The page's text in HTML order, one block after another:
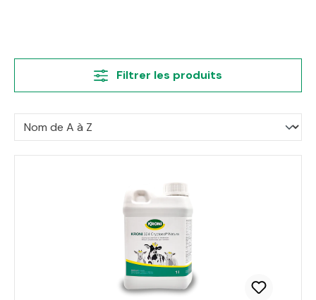
Filtrer les produits